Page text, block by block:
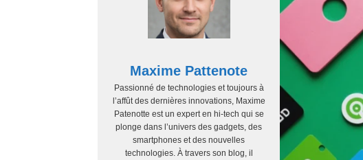
Maxime Pattenote
Passionné de technologies et toujours à
l’affût des dernières innovations, Maxime
Patenotte est un expert en hi-tech qui se
plonge dans l’univers des gadgets, des
smartphones et des nouvelles
technologies. À travers son blog, il